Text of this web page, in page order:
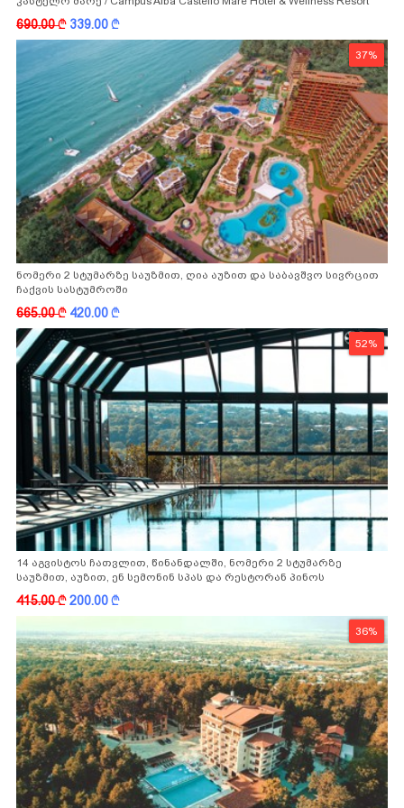
-სგან!
690.00k 339.00k
37%
ნომერი 2 სტუმარზე საუზმით, ღია აუზით და საბავშვო სივრცით
ჩაქვის სასტუმროში
665.00k 420.00k
52%
14 აგვისტოს ჩათვლით, წინანდალში, ნომერი 2 სტუმარზე
საუზმით, აუზით, ენ სემონინ სპას და რესტორან პინოს
415.00k200.00k
36%